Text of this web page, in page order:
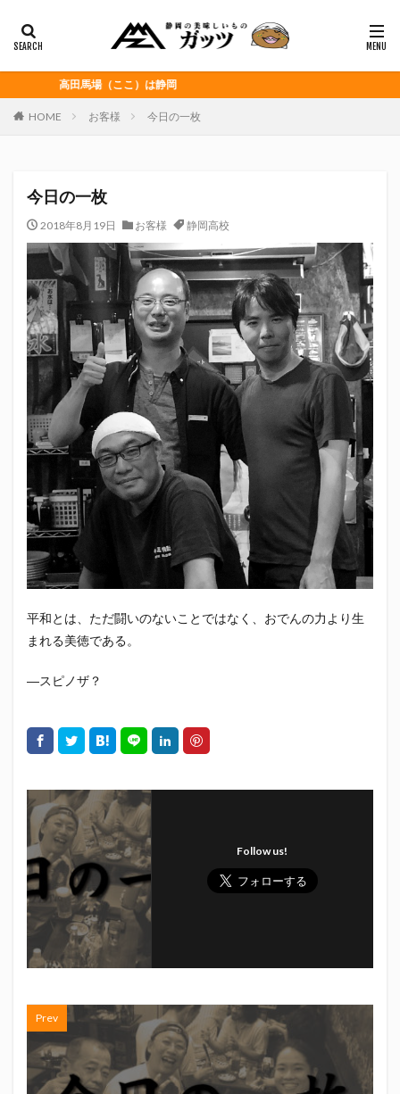
高田馬場（ここ）は静岡
HOME お客様 今日の一枚
今日の一枚
2018年8月19日 お客様 静岡高校
平和とは、ただ闘いのないことではなく、おでんの力より生
まれる美徳である。
―スピノザ？
Follow us!
Prev
富士宮やきそば 桜えび 浜松餃子
Jリーグ
いわてグルージャ盛岡
うなぎパイ
おがわ
おんな泣かせ
くふうハヤテベンチャーズ静岡
こっこ
たけしの挑戦状
たけし軍団
ちびまる子
どんどん
はごろもフーズ みかん
みともさん
アスルクラロ沼津
アビスパ福岡
アマンド娘
イカゲーム
インチキおじさん
エスエスケイフーズ
エスパルス登山部
エルゴラッソ
オレンジデイズ
カップヌードル
カツオ カミュ
ガッツ星人
ガンダム
キンミヤ クリアソン新宿
ゴウ清水
サウナしきじ
サガン鳥栖
サッポロビール
サッポロ黒ラベル
サンフレッチェ広島
シーラック
ジェフユナイテッド市原・千葉
ジュビロ磐田
セレッソ大阪
ダーツ トリイソース
ドラゴン
ビックボンバーズ
ビッグボンバーズ
ベアードビール
ペニーゆうすけ
三和酒造
三和酒造場
三遠ネオフェニックス
下島さん
初亀
初亀醸造
吉田義元
名古屋グランパス
呼び込み君
喜久酔
埼玉西武ライオンズ
堀内謙伍
大村屋酒造場
大道芸
天皇杯
宝塚記念
富士正酒造
富士錦 富士錦酒造
小野友樹
平喜酒造
御殿場豆腐 志太泉酒造
日本酒
春華堂
春風亭昇太
木村飲料
杉井酒造
杉錦酒造